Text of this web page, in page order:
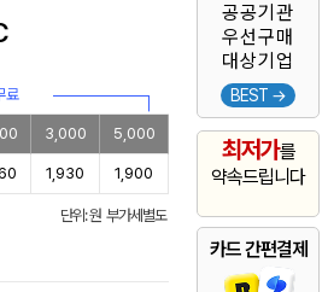
공공기관
우선구매
대상기업
BEST →
최저가를
약속드립니다
카드 간편결제
료
3,000 5,000
1,930 1,900
단위: 원 부가세별도